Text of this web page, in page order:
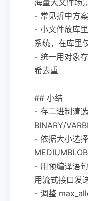
- 常见折中方案
- 小文件放库
系统，在库里
- 统一用对象
希去重
## 小结
- 存二进制请
BINARY/
- 依据大小选
- 用预编译语
用流式接口发
- 调整